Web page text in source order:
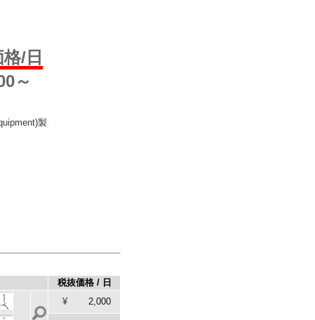
/日
～
製
税抜価格 / 日
¥ 2,000